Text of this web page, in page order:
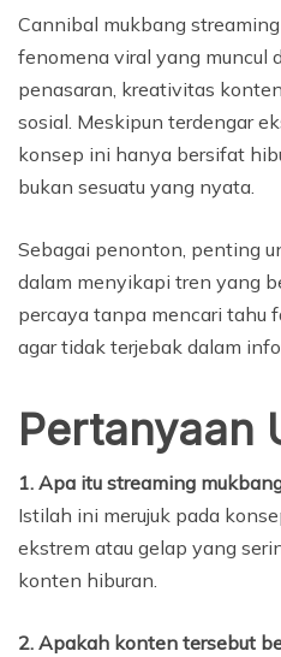
Cannibal mukbang
fenomena viral yang muncul
penasaran, kreativitas
sosial. Meskipun terdengar
konsep ini hanya bersifat
bukan sesuatu yang nyata.
Sebagai penonton, penting
dalam menyikapi tren yang
percaya tanpa mencari tahu
agar tidak terjebak dalam
Pertanyaan
1. Apa itu streaming
Istilah ini merujuk pada
ekstrem atau gelap yang
konten hiburan.
2. Apakah konten tersebut